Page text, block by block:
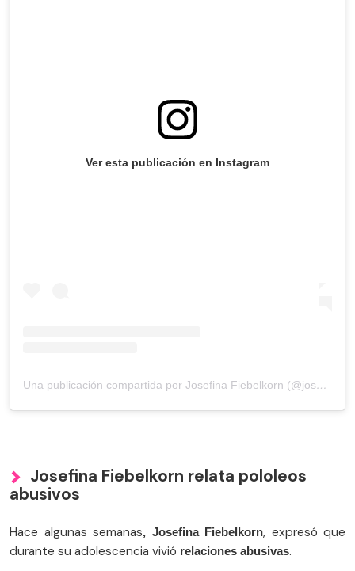
Ver esta publicación en Instagram
Una publicación compartida por Josefina Fiebelkorn (@josefinafiebelkorn)
Josefina Fiebelkorn relata pololeos
abusivos
Hace algunas semanas, Josefina Fiebelkorn, expresó que
durante su adolescencia vivió relaciones abusivas.